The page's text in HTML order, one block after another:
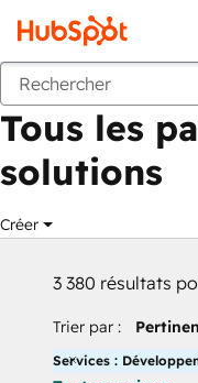
Retour
Tous les
solutions
Créer
3 380 résultats
Trier par :
Services :